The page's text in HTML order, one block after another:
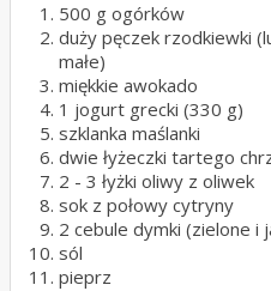
500 g ogórków
duży pęczek rzodkiewki
małe)
miękkie awokado
1 jogurt grecki (330 g)
szklanka maślanki
dwie łyżeczki tartego
2 - 3 łyżki oliwy z oliwek
sok z połowy cytryny
2 cebule dymki (zielone i
sól
pieprz